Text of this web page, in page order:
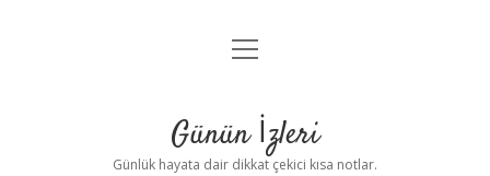
Anasayfa
Yasal Uyarı
menüyü
Günün İzleri
Günlük hayata dair dikkat çekici kısa notlar.